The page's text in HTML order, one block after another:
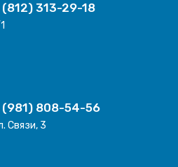
(812) 313-29-18
(981) 808-54-56
Связи, 3